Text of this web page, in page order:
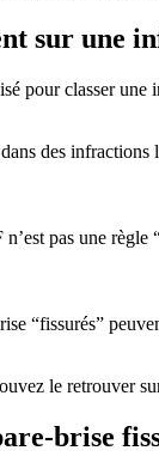
sur une
pour classer
des infractions
pas une règle
“fissurés”
le retrouver
brise